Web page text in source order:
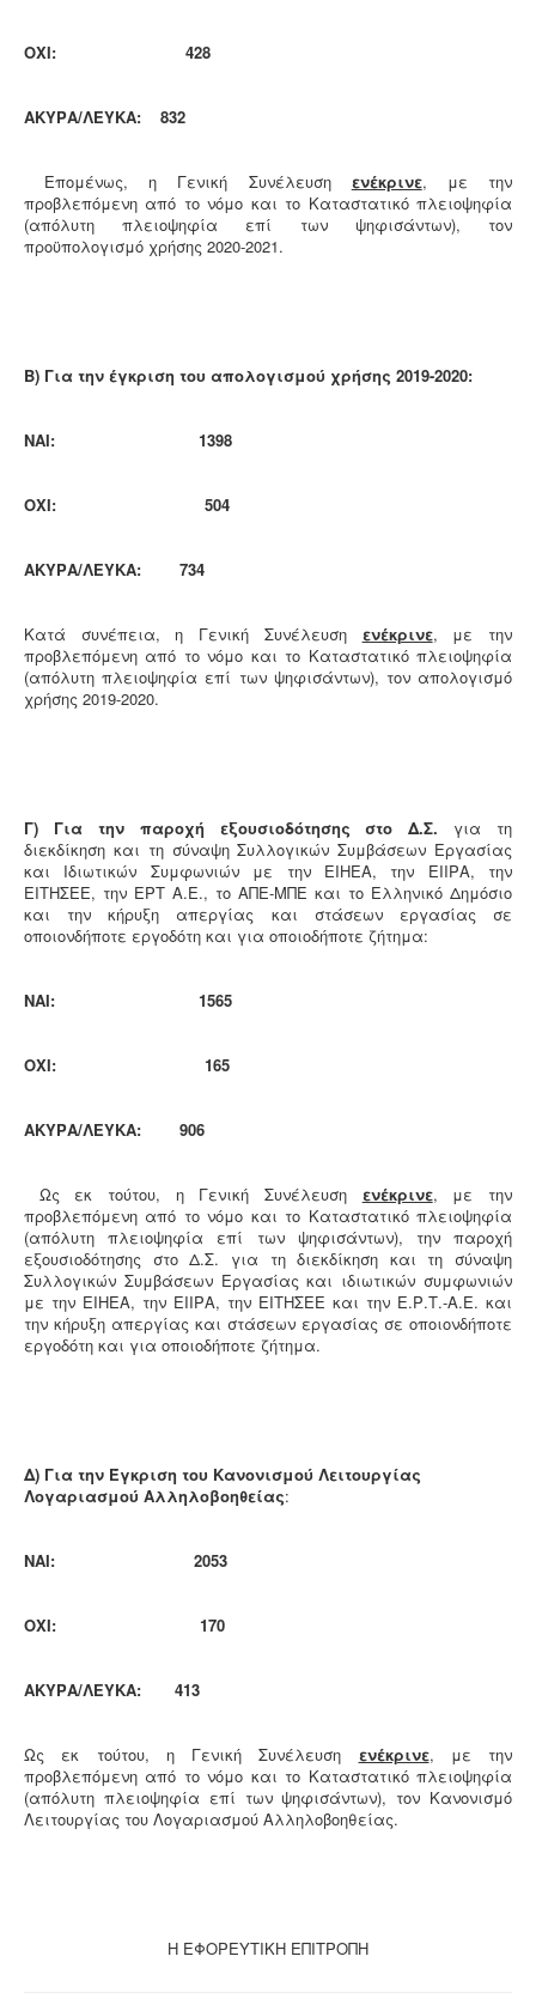
ΟΧΙ: 428
ΑΚΥΡΑ/ΛΕΥΚΑ: 832
Επομένως, η Γενική Συνέλευση ενέκρινε, με την
προβλεπόμενη από το νόμο και το Καταστατικό πλειοψηφία
(απόλυτη πλειοψηφία επί των ψηφισάντων), τον
προϋπολογισμό χρήσης 2020-2021.
Β) Για την έγκριση του απολογισμού χρήσης 2019-2020:
ΝΑΙ: 1398
ΟΧΙ: 504
ΑΚΥΡΑ/ΛΕΥΚΑ: 734
Κατά συνέπεια, η Γενική Συνέλευση ενέκρινε, με την
προβλεπόμενη από το νόμο και το Καταστατικό πλειοψηφία
(απόλυτη πλειοψηφία επί των ψηφισάντων), τον απολογισμό
χρήσης 2019-2020.
Γ) Για την παροχή εξουσιοδότησης στο Δ.Σ. για τη
διεκδίκηση και τη σύναψη Συλλογικών Συμβάσεων Εργασίας
και Ιδιωτικών Συμφωνιών με την ΕΙΗΕΑ, την ΕΙΙΡΑ, την
ΕΙΤΗΣΕΕ, την ΕΡΤ Α.Ε., το ΑΠΕ-ΜΠΕ και το Ελληνικό Δημόσιο
και την κήρυξη απεργίας και στάσεων εργασίας σε
οποιονδήποτε εργοδότη και για οποιοδήποτε ζήτημα:
ΝΑΙ: 1565
ΟΧΙ: 165
ΑΚΥΡΑ/ΛΕΥΚΑ: 906
Ως εκ τούτου, η Γενική Συνέλευση ενέκρινε, με την
προβλεπόμενη από το νόμο και το Καταστατικό πλειοψηφία
(απόλυτη πλειοψηφία επί των ψηφισάντων), την παροχή
εξουσιοδότησης στο Δ.Σ. για τη διεκδίκηση και τη σύναψη
Συλλογικών Συμβάσεων Εργασίας και ιδιωτικών συμφωνιών
με την ΕΙΗΕΑ, την ΕΙΙΡΑ, την ΕΙΤΗΣΕΕ και την Ε.Ρ.Τ.-Α.Ε. και
την κήρυξη απεργίας και στάσεων εργασίας σε οποιονδήποτε
εργοδότη και για οποιοδήποτε ζήτημα.
Δ) Για την Έγκριση του Κανονισμού Λειτουργίας
Λογαριασμού Αλληλοβοηθείας:
ΝΑΙ: 2053
ΟΧΙ: 170
ΑΚΥΡΑ/ΛΕΥΚΑ: 413
Ως εκ τούτου, η Γενική Συνέλευση ενέκρινε, με την
προβλεπόμενη από το νόμο και το Καταστατικό πλειοψηφία
(απόλυτη πλειοψηφία επί των ψηφισάντων), τον Κανονισμό
Λειτουργίας του Λογαριασμού Αλληλοβοηθείας.
Η ΕΦΟΡΕΥΤΙΚΗ ΕΠΙΤΡΟΠΗ